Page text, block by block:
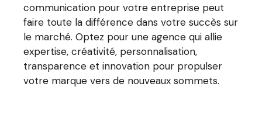
communication pour votre entreprise peut
faire toute la différence dans votre succès sur
le marché. Optez pour une agence qui allie
expertise, créativité, personnalisation,
transparence et innovation pour propulser
votre marque vers de nouveaux sommets.